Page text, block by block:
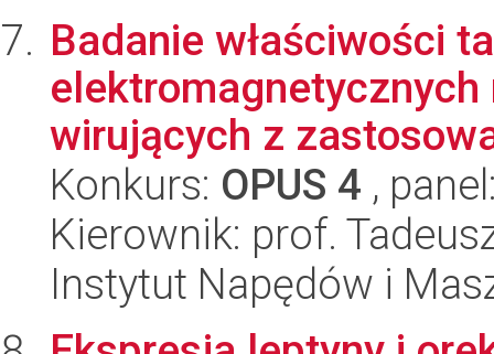
Badanie właściwości
wirujących z
Konkurs: OPUS 4 ,
Kierownik: prof.
Instytut Napędów i